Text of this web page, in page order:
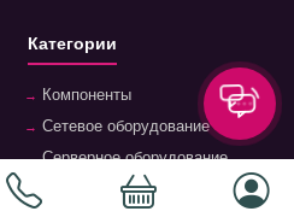
Категории
Компоненты
Сетевое оборудование
Серверное оборудование